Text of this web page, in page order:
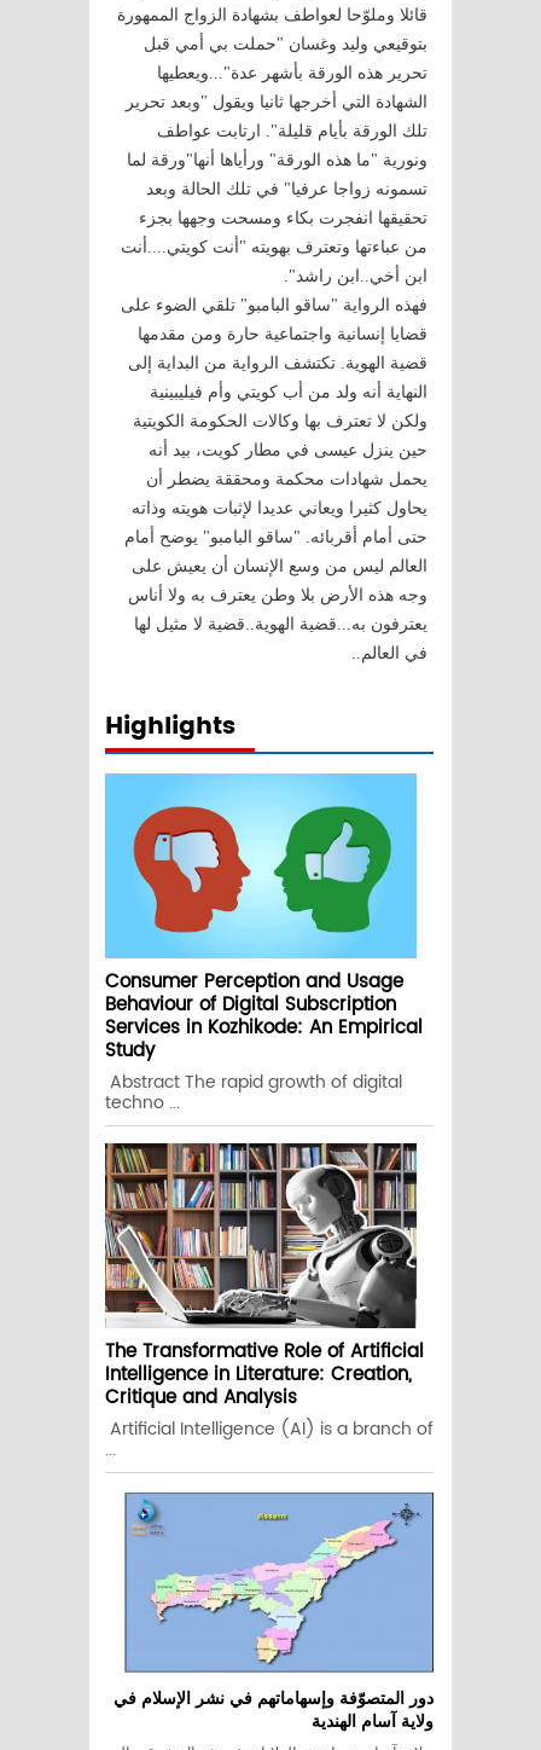
قائلا وملوّحا لعواطف بشهادة الزواج الممهورة
بتوقيعي وليد وغسان "حملت بي أمي قبل
تحرير هذه الورقة بأشهر عدة"...ويعطيها
الشهادة التي أخرجها ثانيا ويقول "وبعد تحرير
تلك الورقة بأيام قليلة". ارتابت عواطف
ونورية "ما هذه الورقة" ورأياها أنها"ورقة لما
تسمونه زواجا عرفيا" في تلك الحالة وبعد
تحقيقها انفجرت بكاء ومسحت وجهها بجزء
من عباءتها وتعترف بهويته "أنت كويتي....أنت
ابن أخي..ابن راشد".
فهذه الرواية "ساقو البامبو" تلقي الضوء على
قضايا إنسانية واجتماعية حارة ومن مقدمها
قضية الهوية. تكتشف الرواية من البداية إلى
النهاية أنه ولد من أب كويتي وأم فيليبينية
ولكن لا تعترف بها وكالات الحكومة الكويتية
حين ينزل عيسى في مطار كويت، بيد أنه
يحمل شهادات محكمة ومحققة يضطر أن
يحاول كثيرا ويعاني عديدا لإثبات هويته وذاته
حتى أمام أقربائه. "ساقو البامبو" يوضح أمام
العالم ليس من وسع الإنسان أن يعيش على
وجه هذه الأرض بلا وطن يعترف به ولا أناس
يعترفون به...قضية الهوية..قضية لا مثيل لها
في العالم..
Highlights
Consumer Perception and Usage
Behaviour of Digital Subscription
Services in Kozhikode: An Empirical
Study
Abstract The rapid growth of digital
techno ...
The Transformative Role of Artificial
Intelligence in Literature: Creation,
Critique and Analysis
Artificial Intelligence (AI) is a branch of
...
دور المتصوّفة وإسهاماتهم في نشر الإسلام في
ولاية آسام الهندية